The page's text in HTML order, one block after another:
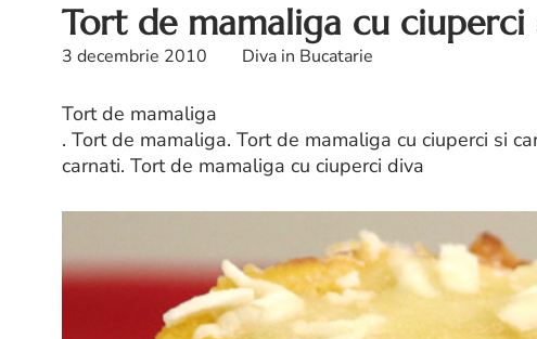
Tort de mamaliga cu ciuperci
3 decembrie 2010 Diva in Bucatarie
Tort de mamaliga
. Tort de mamaliga. Tort de mamaliga cu ciuperci si
carnati. Tort de mamaliga cu ciuperci diva